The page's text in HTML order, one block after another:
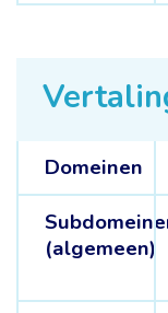
Domeinen
(algemeen)